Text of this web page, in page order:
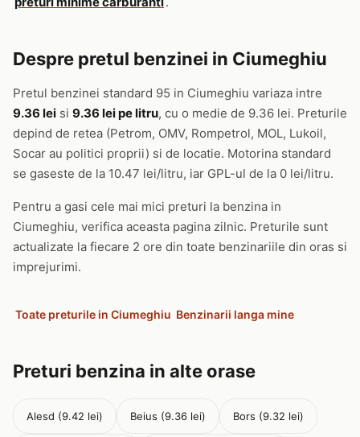
Despre pretul benzinei in Ciumeghiu
Pretul benzinei standard 95 in Ciumeghiu variaza intre
9.36 lei si 9.36 lei pe litru, cu o medie de 9.36 lei. Preturile
depind de retea (Petrom, OMV, Rompetrol, MOL, Lukoil,
Socar au politici proprii) si de locatie. Motorina standard
se gaseste de la 10.47 lei/litru, iar GPL-ul de la 0 lei/litru.
Pentru a gasi cele mai mici preturi la benzina in
Ciumeghiu, verifica aceasta pagina zilnic. Preturile sunt
actualizate la fiecare 2 ore din toate benzinariile din oras si
imprejurimi.
Toate preturile in Ciumeghiu Benzinarii langa mine
Preturi benzina in alte orase
Alesd (9.42 lei) Beius (9.36 lei) Bors (9.32 lei)